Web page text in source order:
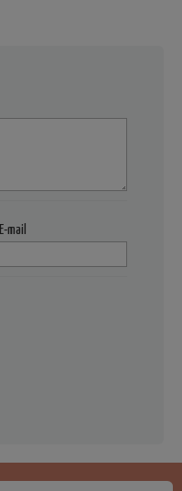
E-mail